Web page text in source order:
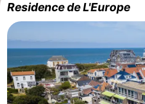
Residence de L'Europe